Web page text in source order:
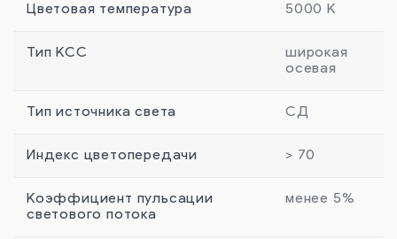
Цветовая температура 5000 К
Тип КСС
широкая
осевая
Тип источника света СД
Индекс цветопередачи > 70
Коэффициент пульсации
светового потока
менее 5%